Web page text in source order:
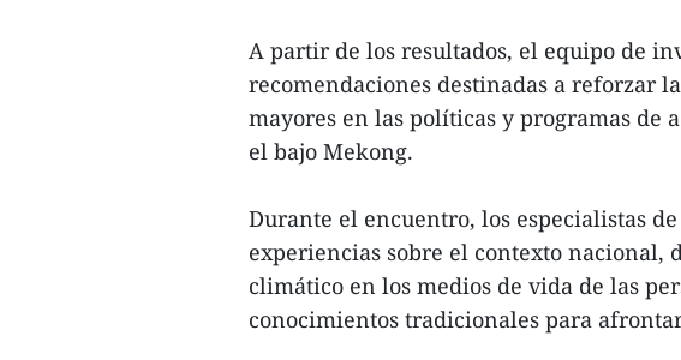
A partir de los resultados, el equipo de
recomendaciones destinadas a reforzar
mayores en las políticas y programas de
el bajo Mekong.
Durante el encuentro, los especialistas
experiencias sobre el contexto nacional,
climático en los medios de vida de las
conocimientos tradicionales para